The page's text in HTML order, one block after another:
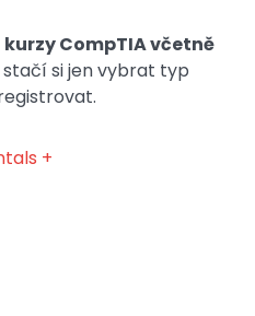
kurzy CompTIA včetně
stačí si jen vybrat typ
+